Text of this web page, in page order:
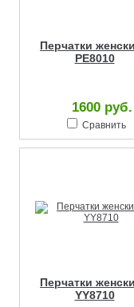
Перчатки
PE8010
1600 руб.
Сравнить
Перчатки
YY8710